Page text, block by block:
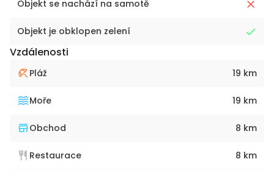
Objekt se nachází na samotě
Objekt je obklopen zelení
Vzdálenosti
Pláž 19 km
Moře 19 km
Obchod 8 km
Restaurace 8 km